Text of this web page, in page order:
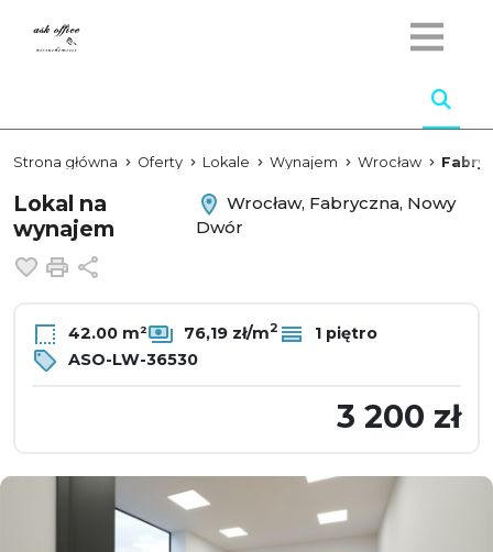
Strona główna Oferty Lokale Wynajem Wrocław
Lokal na
wynajem
Wrocław, Fabryczna, Nowy
Dwór
Dodaj do ulubionych
Drukuj
42.00 m² 76,19 zł/m2
1 piętro
ASO-LW-36530
3 200 zł